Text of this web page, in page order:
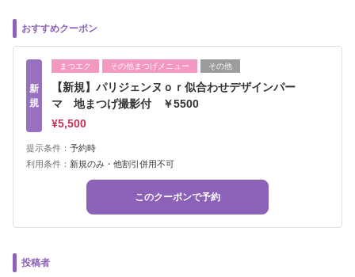
おすすめクーポン
新
規
まつエク その他まつげメニュー その他
【新規】パリジェンヌｏｒ似合わせデザインパー
マ 地まつげ撮影付 ￥5500
¥5,500
提示条件： 予約時
利用条件： 新規のみ・他割引併用不可
このクーポンで予約
投稿者